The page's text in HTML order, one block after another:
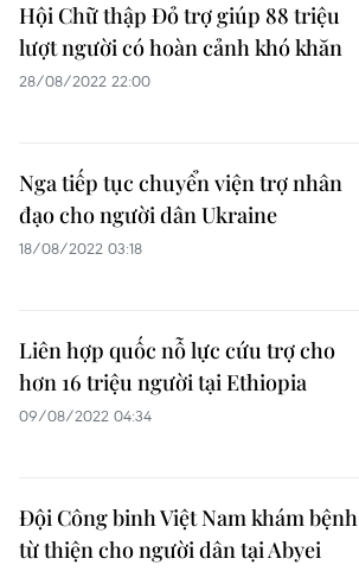
Hội Chữ thập Đỏ trợ giúp 88 triệu
lượt người có hoàn cảnh khó khăn
28/08/2022 22:00
Nga tiếp tục chuyển viện trợ nhân
đạo cho người dân Ukraine
18/08/2022 03:18
Liên hợp quốc nỗ lực cứu trợ cho
hơn 16 triệu người tại Ethiopia
09/08/2022 04:34
Đội Công binh Việt Nam khám bệnh
từ thiện cho người dân tại Abyei